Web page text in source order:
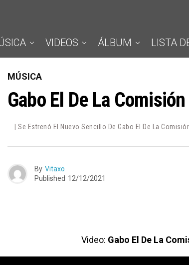
VIDEOS ÁLBUM LISTA
MÚSICA
Gabo El De La
| Se Estrenó El Nuevo Sencillo De Gabo El De La
By Vitaxo
Published 12/12/2021
Video: Gabo El De La